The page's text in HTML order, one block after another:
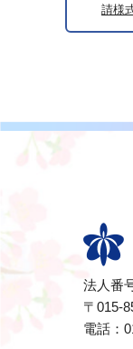
請様
法人番
〒015-
電話：